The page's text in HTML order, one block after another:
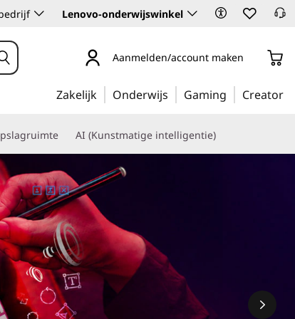
Lenovo-onderwijswinkel
Aanmelden/account maken
Zakelijk Onderwijs Gaming Creator
AI (Kunstmatige intelligentie)